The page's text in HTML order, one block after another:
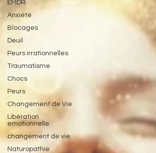
EMDR
Anxiété
Blocages
Deuil
Peurs irrationnelles
Traumatisme
Chocs
Peurs
Changement de Vie
Libération
émotionnelle
changement de vie
Naturopathie